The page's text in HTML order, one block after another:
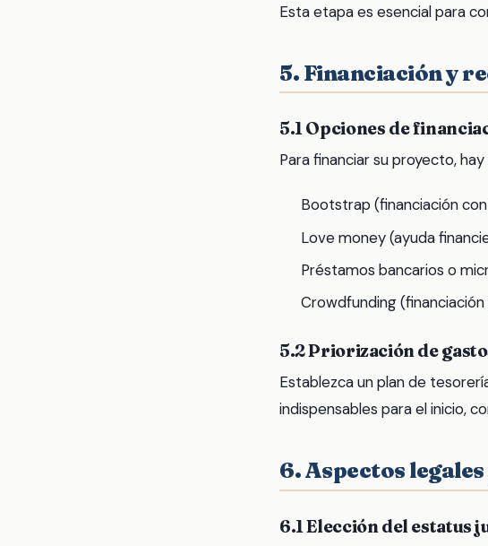
Esta etapa es esencial para
5. Financiación y
5.1 Opciones de
Para financiar su proyecto,
Bootstrap (financiación
Love money (ayuda
Préstamos bancarios o
Crowdfunding
5.2 Priorización de
Establezca un plan de
indispensables para el inicio,
6. Aspectos
6.1 Elección del estatus